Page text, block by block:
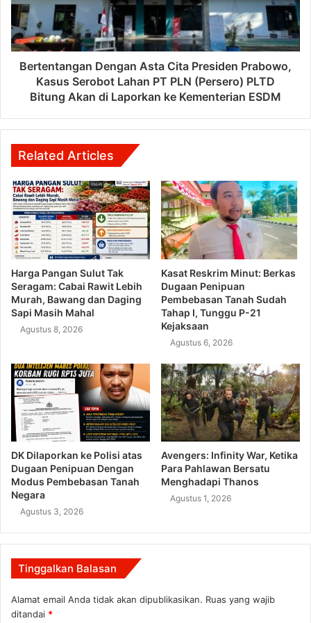
Bertentangan Dengan Asta Cita Presiden Prabowo,
Kasus Serobot Lahan PT PLN (Persero) PLTD
Bitung Akan di Laporkan ke Kementerian ESDM
Related Articles
Harga Pangan Sulut Tak
Seragam: Cabai Rawit Lebih
Murah, Bawang dan Daging
Sapi Masih Mahal
Agustus 8, 2026
Kasat Reskrim Minut: Berkas
Dugaan Penipuan
Pembebasan Tanah Sudah
Tahap I, Tunggu P-21
Kejaksaan
Agustus 6, 2026
DK Dilaporkan ke Polisi atas
Dugaan Penipuan Dengan
Modus Pembebasan Tanah
Negara
Agustus 3, 2026
Avengers: Infinity War, Ketika
Para Pahlawan Bersatu
Menghadapi Thanos
Agustus 1, 2026
Tinggalkan Balasan
Alamat email Anda tidak akan dipublikasikan. Ruas yang wajib
ditandai *